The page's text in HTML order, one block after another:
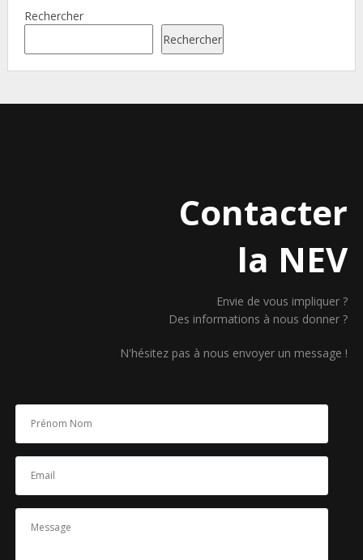
Rechercher
Rechercher
Contacter
la NEV
Envie de vous impliquer ?
Des informations à nous donner ?
N'hésitez pas à nous envoyer un message !